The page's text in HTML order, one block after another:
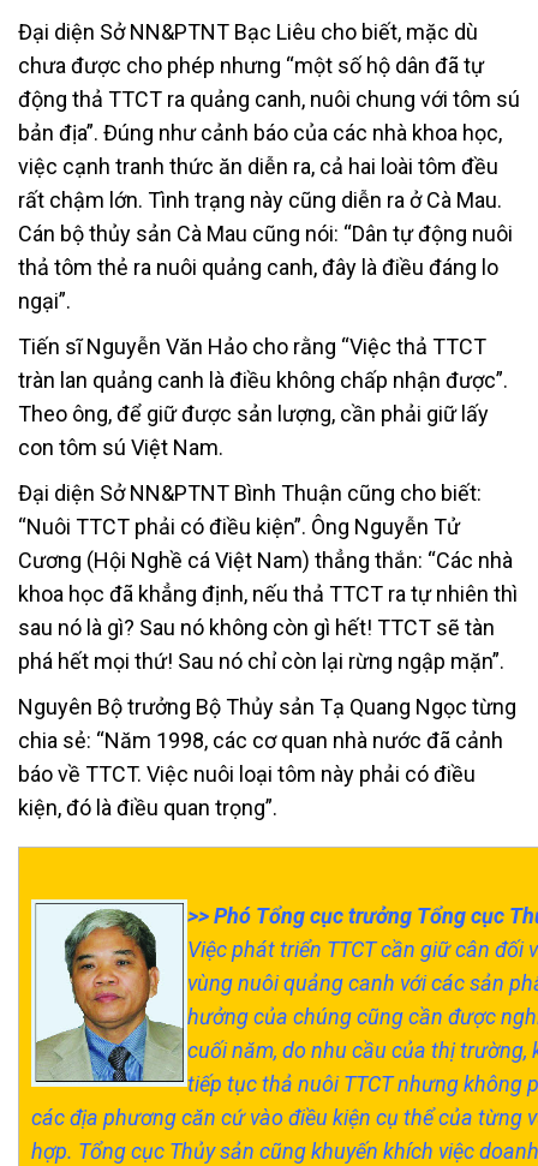
Đại diện Sở NN&PTNT Bạc Liêu cho biết, mặc dù
chưa được cho phép nhưng “một số hộ dân đã tự
động thả TTCT ra quảng canh, nuôi chung với tôm sú
bản địa”. Đúng như cảnh báo của các nhà khoa học,
việc cạnh tranh thức ăn diễn ra, cả hai loài tôm đều
rất chậm lớn. Tình trạng này cũng diễn ra ở Cà Mau.
Cán bộ thủy sản Cà Mau cũng nói: “Dân tự động nuôi
thả tôm thẻ ra nuôi quảng canh, đây là điều đáng lo
ngại”.
Tiến sĩ Nguyễn Văn Hảo cho rằng “Việc thả TTCT
tràn lan quảng canh là điều không chấp nhận được”.
Theo ông, để giữ được sản lượng, cần phải giữ lấy
con tôm sú Việt Nam.
Đại diện Sở NN&PTNT Bình Thuận cũng cho biết:
“Nuôi TTCT phải có điều kiện”. Ông Nguyễn Tử
Cương (Hội Nghề cá Việt Nam) thẳng thắn: “Các nhà
khoa học đã khẳng định, nếu thả TTCT ra tự nhiên thì
sau nó là gì? Sau nó không còn gì hết! TTCT sẽ tàn
phá hết mọi thứ! Sau nó chỉ còn lại rừng ngập mặn”.
Nguyên Bộ trưởng Bộ Thủy sản Tạ Quang Ngọc từng
chia sẻ: “Năm 1998, các cơ quan nhà nước đã cảnh
báo về TTCT. Việc nuôi loại tôm này phải có điều
kiện, đó là điều quan trọng”.
>>Phó Tổng cục trưởng Tổng cục
Việc phát triển TTCT cần giữ cân đối
vùng nuôi quảng canh với các sản
hưởng của chúng cũng cần được
cuối năm, do nhu cầu của thị trường,
tiếp tục thả nuôi TTCT nhưng không
các địa phương căn cứ vào điều kiện cụ thể của từng
hợp. Tổng cục Thủy sản cũng khuyến khích việc